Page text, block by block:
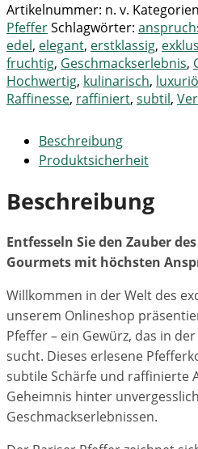
Artikelnummer: n. v.
PfefferSchlagwörter:
edel, elegant, erstklassig,
fruchtig, Geschmackserlebnis,
Hochwertig, kulinarisch,
Raffinesse, raffiniert, subtil,
Beschreibung
Produktsicherheit
Beschreibung
Entfesseln Sie den Zauber
Gourmets mit höchsten
Willkommen in der Welt des
unserem Onlineshop
Pfeffer – ein Gewürz, das in
sucht. Dieses erlesene
subtile Schärfe und raffinierte
Geheimnis hinter
Geschmackserlebnissen.